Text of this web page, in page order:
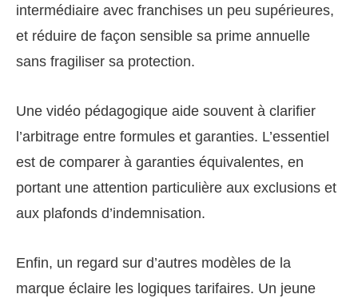
intermédiaire avec franchises un peu supérieures,
et réduire de façon sensible sa prime annuelle
sans fragiliser sa protection.
Une vidéo pédagogique aide souvent à clarifier
l’arbitrage entre formules et garanties. L’essentiel
est de comparer à garanties équivalentes, en
portant une attention particulière aux exclusions et
aux plafonds d’indemnisation.
Enfin, un regard sur d’autres modèles de la
marque éclaire les logiques tarifaires. Un jeune